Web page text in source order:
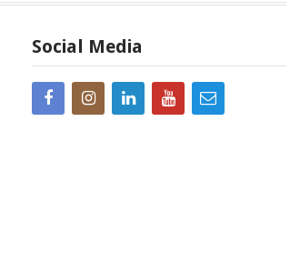
Social Media